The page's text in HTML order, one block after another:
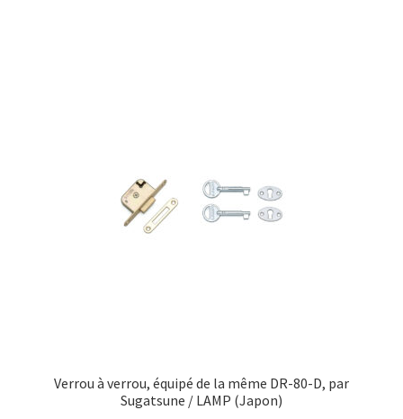
Verrou à verrou, équipé de la même DR-80-D, par
Sugatsune / LAMP (Japon)